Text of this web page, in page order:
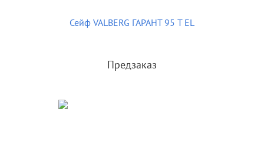
Сейф VALBERG ГАРАНТ 95 T EL
Предзаказ